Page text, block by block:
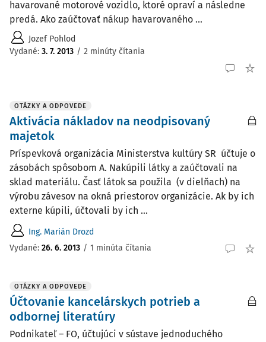
havarované motorové vozidlo, ktoré opraví a následne
predá. Ako zaúčtovať nákup havarovaného ...
Jozef Pohlod
Vydané: 3. 7. 2013 / 2 minúty čítania
OTÁZKY A ODPOVEDE
Aktivácia nákladov na neodpisovaný
majetok
Príspevková organizácia Ministerstva kultúry SR účtuje o
zásobách spôsobom A. Nakúpili látky a zaúčtovali na
sklad materiálu. Časť látok sa použila (v dielňach) na
výrobu závesov na okná priestorov organizácie. Ak by ich
externe kúpili, účtovali by ich ...
Ing. Marián Drozd
Vydané: 26. 6. 2013 / 1 minúta čítania
OTÁZKY A ODPOVEDE
Účtovanie kancelárskych potrieb a
odbornej literatúry
Podnikateľ – FO, účtujúci v sústave jednoduchého